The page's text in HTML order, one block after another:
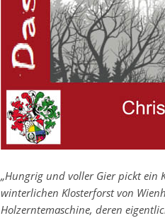
„Hungrig und voller Gier pickt ein
winterlichen Klosterforst von
Holzerntemaschine, deren